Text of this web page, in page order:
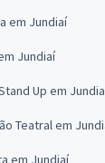
em Jundiaí
Jundiaí
Up em
Teatral em
em Jundiaí